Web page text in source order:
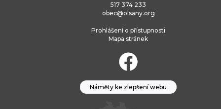
517 374 233
obec@olsany.org
Prohlášení o přístupnosti
Mapa stránek
Náměty ke zlepšení webu